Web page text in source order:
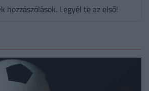
hozzászólások. Legyél te az első!